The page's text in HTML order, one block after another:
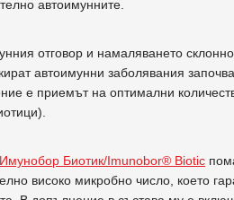
автоимунните.
отговор и намаляването
автоимунни заболявания
е приемът на оптимални
Имунобор Биотик/Imunobor® Biotic
високо микробно число, което